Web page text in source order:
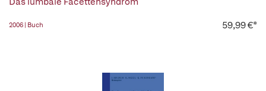
2006 | Buch 59,99 €*